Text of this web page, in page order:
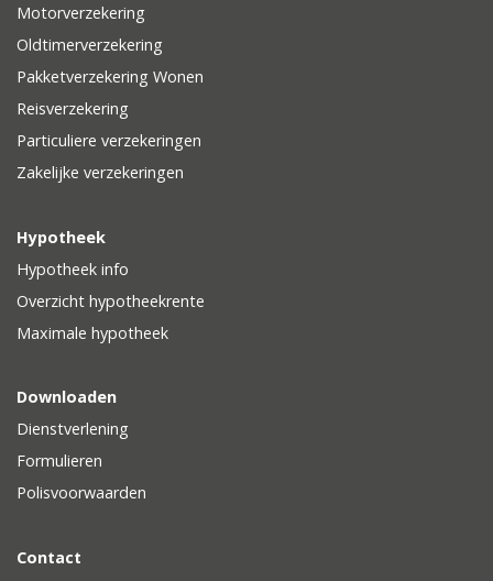
Motorverzekering
Oldtimerverzekering
Pakketverzekering Wonen
Reisverzekering
Particuliere verzekeringen
Zakelijke verzekeringen
Hypotheek
Hypotheek info
Overzicht hypotheekrente
Maximale hypotheek
Downloaden
Dienstverlening
Formulieren
Polisvoorwaarden
Contact